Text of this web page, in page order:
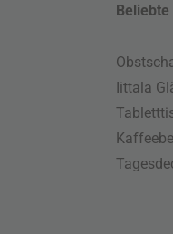
Iittala